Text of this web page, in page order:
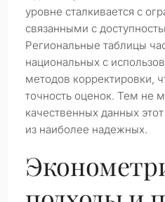
уровне сталкивается с
связанными с
Региональные таблицы
национальных с
методов корректировки,
точность оценок. Тем не
качественных данных
из наиболее надежных.